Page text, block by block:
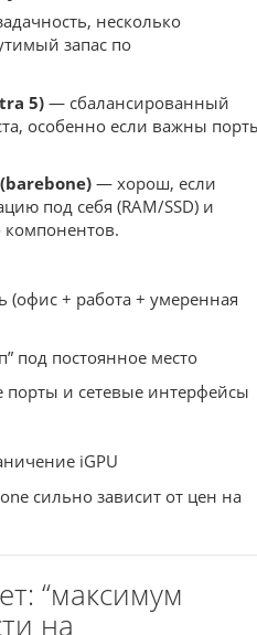
несколько
запас по
5) — сбалансированный
особенно если важны
— хорош, если
под себя (RAM/SSD) и
компонентов.
(офис + работа + умеренная
под постоянное место
и сетевые интерфейсы
iGPU
сильно зависит от цен на
“максимум
на